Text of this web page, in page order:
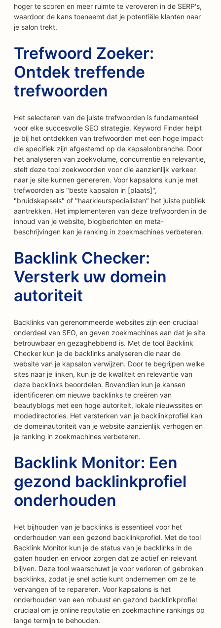
hoger te scoren en meer ruimte te veroveren in de SERP's,
waardoor de kans toeneemt dat je potentiële klanten naar
je salon trekt.
Trefwoord Zoeker:
Ontdek treffende
trefwoorden
Het selecteren van de juiste trefwoorden is fundamenteel
voor elke succesvolle SEO strategie. Keyword Finder helpt
je bij het ontdekken van trefwoorden met een hoge impact
die specifiek zijn afgestemd op de kapsalonbranche. Door
het analyseren van zoekvolume, concurrentie en relevantie,
stelt deze tool zoekwoorden voor die aanzienlijk verkeer
naar je site kunnen genereren. Voor kapsalons kun je met
trefwoorden als "beste kapsalon in [plaats]",
"bruidskapsels" of "haarkleurspecialisten" het juiste publiek
aantrekken. Het implementeren van deze trefwoorden in de
inhoud van je website, blogberichten en meta-
beschrijvingen kan je ranking in zoekmachines verbeteren.
Backlink Checker:
Versterk uw domein
autoriteit
Backlinks van gerenommeerde websites zijn een cruciaal
onderdeel van SEO, en geven zoekmachines aan dat je site
betrouwbaar en gezaghebbend is. Met de tool Backlink
Checker kun je de backlinks analyseren die naar de
website van je kapsalon verwijzen. Door te begrijpen welke
sites naar je linken, kun je de kwaliteit en relevantie van
deze backlinks beoordelen. Bovendien kun je kansen
identificeren om nieuwe backlinks te creëren van
beautyblogs met een hoge autoriteit, lokale nieuwssites en
modedirectories. Het versterken van je backlinkprofiel kan
de domeinautoriteit van je website aanzienlijk verhogen en
je ranking in zoekmachines verbeteren.
Backlink Monitor: Een
gezond backlinkprofiel
onderhouden
Het bijhouden van je backlinks is essentieel voor het
onderhouden van een gezond backlinkprofiel. Met de tool
Backlink Monitor kun je de status van je backlinks in de
gaten houden en ervoor zorgen dat ze actief en relevant
blijven. Deze tool waarschuwt je voor verloren of gebroken
backlinks, zodat je snel actie kunt ondernemen om ze te
vervangen of te repareren. Voor kapsalons is het
onderhouden van een robuust en gezond backlinkprofiel
cruciaal om je online reputatie en zoekmachine rankings op
lange termijn te behouden.